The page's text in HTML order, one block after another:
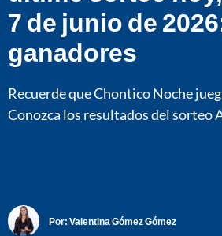
7 de junio de
ganadores
Recuerde que Chontico Noche
Conozca los resultados del sorteo
Por: Valentina Gómez Gómez